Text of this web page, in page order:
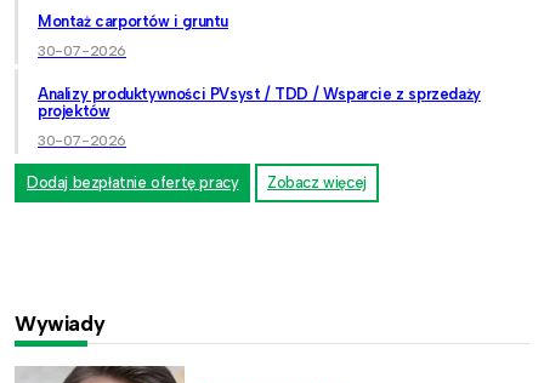
Montaż carportów i gruntu
30-07-2026
Analizy produktywności PVsyst / TDD / Wsparcie z sprzedaży
projektów
30-07-2026
Dodaj bezpłatnie ofertę pracy Zobacz więcej
Wywiady